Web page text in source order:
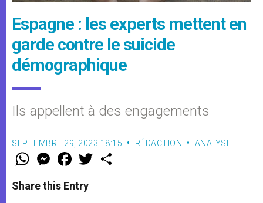
Espagne : les experts mettent en
garde contre le suicide
démographique
Ils appellent à des engagements
SEPTEMBRE 29, 2023 18:15 RÉDACTION ANALYSE
W
t
s
M
e
s
e
F
a
e
b
w
Share this Entry